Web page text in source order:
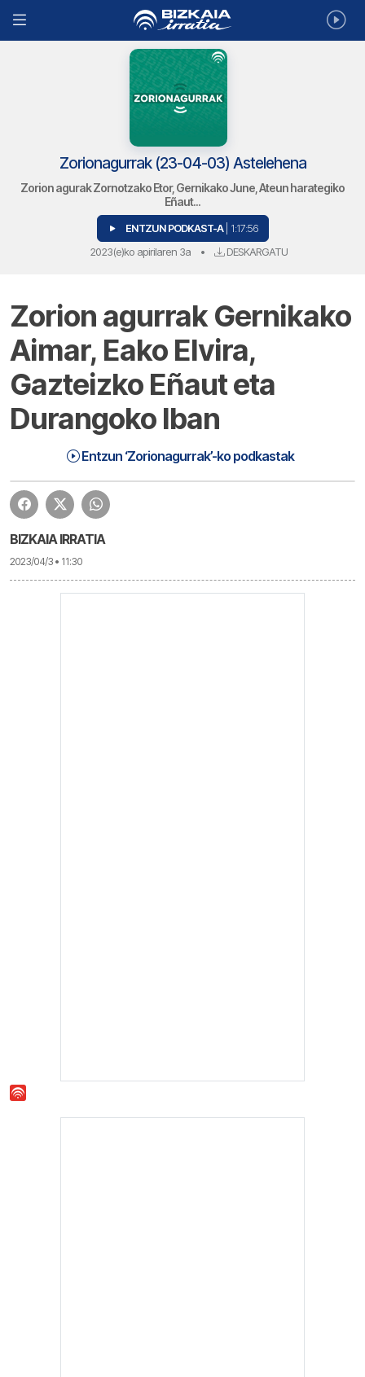
Zorionagurrak (23-04-03) Astelehena
Zorion agurak Zornotzako Etor, Gernikako June, Ateun harategiko
Eñaut...
ENTZUN PODKAST-A | 1:17:56
2023(e)ko apirilaren 3a • DESKARGATU
Zorion agurrak Gernikako
Aimar, Eako Elvira,
Gazteizko Eñaut eta
Durangoko Iban
Entzun ‘Zorionagurrak’-ko podkastak
1:17:56 Zorionagurrak (23-04-03) Astelehena | Zorionagurrak
BIZKAIA IRRATIA
2023/04/3 • 11:30